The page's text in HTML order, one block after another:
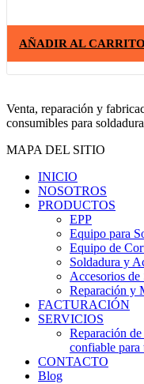
AÑADIR AL CARRITO
Venta, reparación y
consumibles para
MAPA DEL SITIO
INICIO
NOSOTROS
PRODUCTOS
EPP
Equipo para
Equipo de
Soldadura y
Accesorios de
Reparación y
FACTURACIÓN
SERVICIOS
Reparación
confiable para
CONTACTO
Blog